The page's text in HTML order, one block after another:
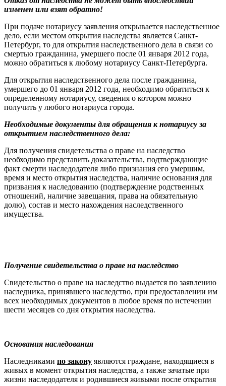
изменен или взят обратно!
При подаче нотариусу заявления открывается наследственное
дело, если местом открытия наследства является Санкт-
Петербург, то для открытия наследственного дела в связи со
смертью гражданина, умершего после 01 января 2012 года,
можно обратиться к любому нотариусу Санкт-Петербурга.
Для открытия наследственного дела после гражданина,
умершего до 01 января 2012 года, необходимо обратиться к
определенному нотариусу, сведения о котором можно
получить у любого нотариуса города.
Необходимые документы для обращения к нотариусу за
открытием наследственного дела:
Для получения свидетельства о праве на наследство
необходимо представить доказательства, подтверж­дающие
факт смерти наследодателя либо признания его умершим,
время и место открытия наследства, наличие основания для
призвания к наследованию (подтверждение родственных
отношений, наличие за­вещания, права на обязательную
долю), состав и ме­сто нахождения наследственного
имущества.
Получение свидетельства о праве на наследство
Свидетельство о праве на наследство выдается по заявлению
наследника, принявшего наследство, при предоставлении им
всех необходимых документов в любое время по истечении
шести месяцев со дня открытия наследства.
Основания наследования
Наследниками по закону являются граждане, находящиеся в
живых в момент открытия наследства, а также зачатые при
жизни наследодателя и родившиеся живыми по­сле открытия